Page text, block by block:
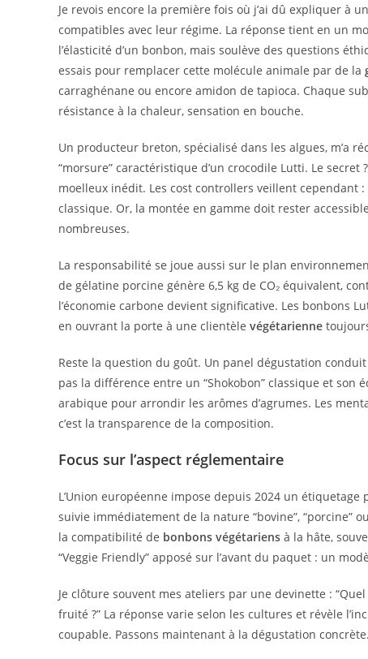
Je revois encore la première fois où j’ai dû expliquer à
compatibles avec leur régime. La réponse tient en un
l’élasticité d’un bonbon, mais soulève des questions
essais pour remplacer cette molécule animale par de la
carraghénane ou encore amidon de tapioca. Chaque
résistance à la chaleur, sensation en bouche.
Un producteur breton, spécialisé dans les algues, m’a
“morsure” caractéristique d’un crocodile Lutti. Le
moelleux inédit. Les cost controllers veillent
classique. Or, la montée en gamme doit rester
nombreuses.
La responsabilité se joue aussi sur le plan
de gélatine porcine génère 6,5 kg de CO₂ équivalent,
l’économie carbone devient significative. Les bonbons
en ouvrant la porte à une clientèle végétarienne
Reste la question du goût. Un panel dégustation
pas la différence entre un “Shokobon” classique et
arabique pour arrondir les arômes d’agrumes. Les
c’est la transparence de la composition.
Focus sur l’aspect réglementaire
L’Union européenne impose depuis 2024 un
suivie immédiatement de la nature “bovine”, “porcine”
la compatibilité de bonbons végétariens à la hâte,
“Veggie Friendly” apposé sur l’avant du paquet : un
Je clôture souvent mes ateliers par une devinette :
fruité ?” La réponse varie selon les cultures et révèle
coupable. Passons maintenant à la dégustation concrète.